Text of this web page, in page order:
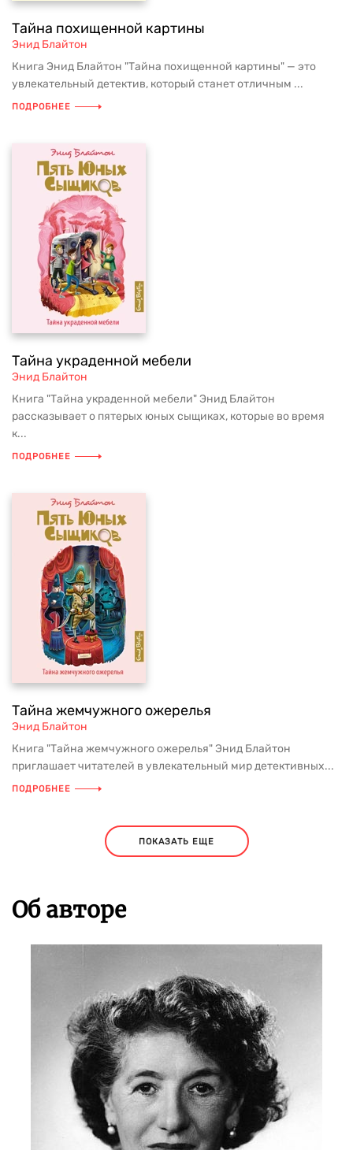
Тайна похищенной картины
Энид Блайтон
Книга Энид Блайтон "Тайна похищенной картины" — это
увлекательный детектив, который станет отличным ...
ПОДРОБНЕЕ
Тайна украденной мебели
Энид Блайтон
Книга "Тайна украденной мебели" Энид Блайтон
рассказывает о пятерых юных сыщиках, которые во время
к...
ПОДРОБНЕЕ
Тайна жемчужного ожерелья
Энид Блайтон
Книга "Тайна жемчужного ожерелья" Энид Блайтон
приглашает читателей в увлекательный мир детективных...
ПОДРОБНЕЕ
ПОКАЗАТЬ ЕЩЕ
Об авторе